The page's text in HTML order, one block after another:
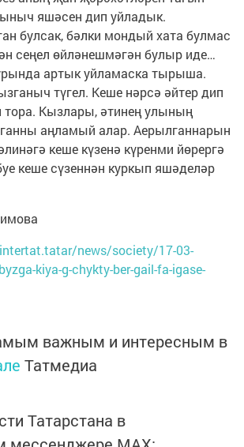
яшәсен дип уйладык.
булсак, бәлки мондый хата булмас
сеңел өйләнешмәгән булыр иде…
артык уйламаска тырыша.
түгел. Кеше нәрсә әйтер дип
Кызлары, әтинең улының
аңламый алар. Аерылганнарын
кеше күзенә күренми йөрергә
кеше сүзеннән куркып яшәделәр
news/society/17-03-
kiya-g-chykty-ber-gail-fa-igase-
важным и интересным в
Татмедиа
Татарстана в